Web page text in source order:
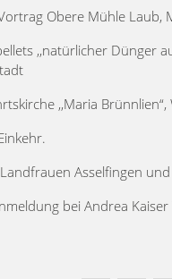
Obere Mühle Laub,
,,natürlicher Dünger
,,Maria Brünnlien“,
Asselfingen und
bei Andrea